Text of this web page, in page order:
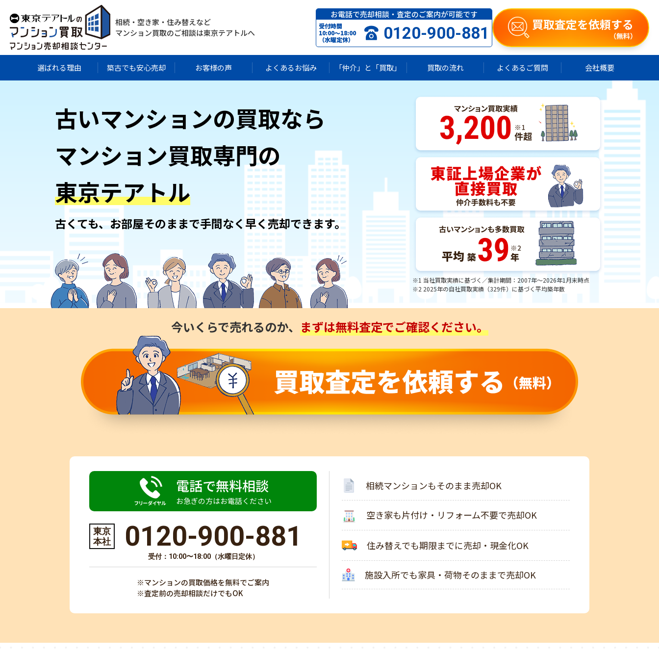
相続・空き家・住み替えなど
マンション買取のご相談は東京テアトルへ
お電話で売却相談・査定のご案内が可能です
受付時間
10:00〜18:00
（水曜定休）
0120-900-881 買取査定を依頼する
（無料）
選ばれる理由 築古でも安心売却 お客様の声 よくあるお悩み 「仲介」と「買取」 買取の流れ よくあるご質問 会社概要
古いマンションの買取なら
マンション買取専門の
東京テアトル
古くても、お部屋そのままで手間なく早く売却できます。
※1 当社買取実績に基づく／集計期間：2007年～2026年1月末時点
※2 2025年の自社買取実績（329件）に基づく平均築年数
今いくらで売れるのか、 まずは無料査定でご確認ください。
電話で無料相談
お急ぎの方はお電話ください
東京
本社
0120-900-881
受付：10:00〜18:00（水曜日定休）
※マンションの買取価格を無料でご案内
※査定前の売却相談だけでもOK
相続マンションもそのまま売却OK
空き家も片付け・リフォーム不要で売却OK
住み替えでも期限までに売却・現金化OK
施設入所でも家具・荷物そのままで売却OK